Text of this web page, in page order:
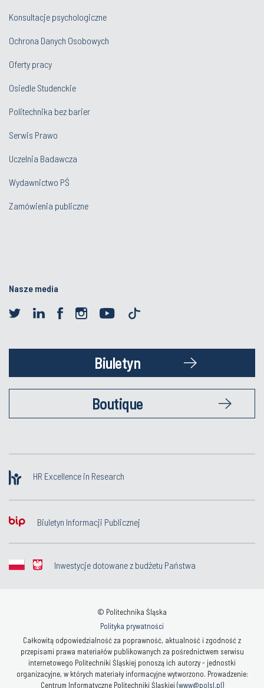
Konsultacje psychologiczne
Ochrona Danych Osobowych
Oferty pracy
Osiedle Studenckie
Politechnika bez barier
Serwis Prawo
Uczelnia Badawcza
Wydawnictwo PŚ
Zamówienia publiczne
Nasze media
Biuletyn
Boutique
HR Excellence in Research
Biuletyn Informacji Publicznej
Inwestycje dotowane z budżetu Państwa
© Politechnika Śląska
Polityka prywatności
Całkowitą odpowiedzialność za poprawność, aktualność i zgodność z
przepisami prawa materiałów publikowanych za pośrednictwem serwisu
internetowego Politechniki Śląskiej ponoszą ich autorzy - jednostki
organizacyjne, w których materiały informacyjne wytworzono. Prowadzenie:
Centrum Informatyczne Politechniki Śląskiej (www@polsl.pl)